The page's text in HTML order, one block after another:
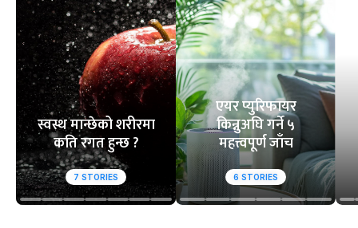
स्वस्थ मान्छेको शरीरमा
कति रगत हुन्छ ?
7 STORIES
एयर प्युरिफायर
किन्नुअघि गर्ने ५
महत्त्वपूर्ण जाँच
6 STORIES